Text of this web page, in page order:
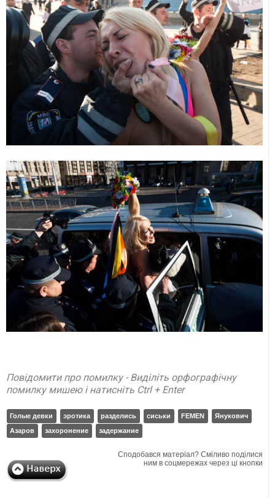
Повідомити про помилку - Виділіть орфографічну
помилку мишею і натисніть Ctrl + Enter
Голые девки эротика разделись сиськи FEMEN
Янукович
Азаров
захоронение задержание
Сподобався матеріал? Сміливо поділися
ним в соцмережах через ці кнопки